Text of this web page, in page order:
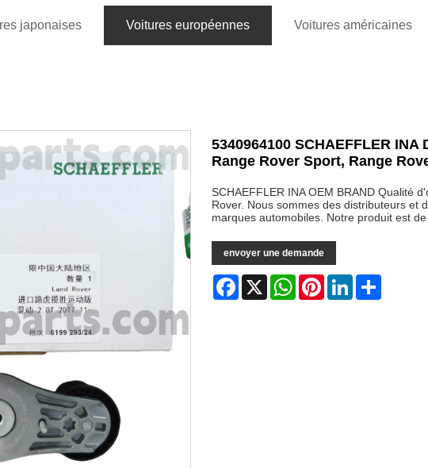
japonaises Voitures européennes Voitures américaines
5340964100 SCHAEFFLER INA
Range Rover Sport, Range
SCHAEFFLER INA OEM BRAND Qualité
Rover. Nous sommes des distributeurs et
marques automobiles. Notre produit est
envoyer une demande
Facebook
X WhatsAppPinterestLinkedIn